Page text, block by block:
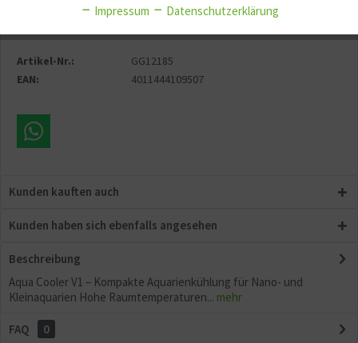
Artikel-Nr.:
GG12185
EAN:
4011444109507
Kunden kauften auch
Kunden haben sich ebenfalls angesehen
Beschreibung
Aqua Cooler V1 – Kompakte Aquarienkühlung für Nano- und
Kleinaquarien Hohe Raumtemperaturen... mehr
FAQ
0
Impressum Datenschutzerklärung